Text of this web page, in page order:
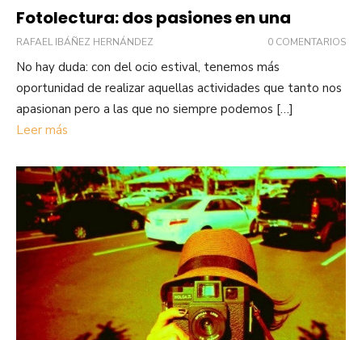
Fotolectura: dos pasiones en una
RAFAEL IBÁÑEZ HERNÁNDEZ 0 COMENTARIOS
No hay duda: con del ocio estival, tenemos más
oportunidad de realizar aquellas actividades que tanto nos
apasionan pero a las que no siempre podemos […]
Leer más